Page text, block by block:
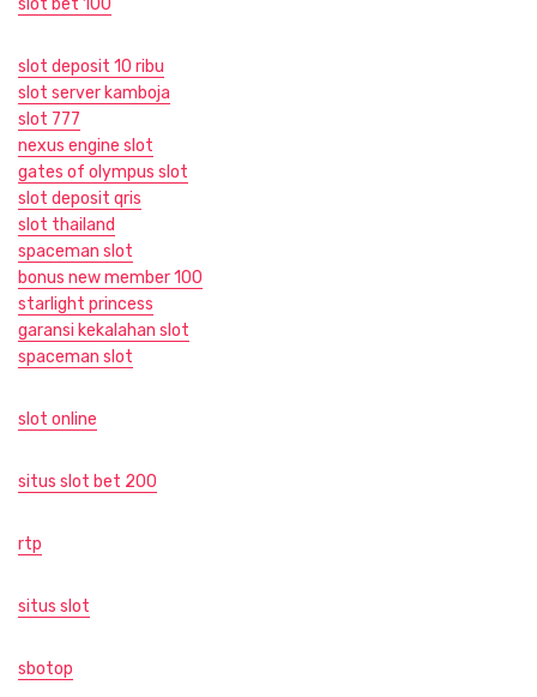
slot deposit 10 ribu
slot server kamboja
slot 777
nexus engine slot
gates of olympus slot
slot deposit qris
slot thailand
spaceman slot
bonus new member 100
starlight princess
garansi kekalahan slot
spaceman slot
slot online
situs slot bet 200
rtp
situs slot
sbotop